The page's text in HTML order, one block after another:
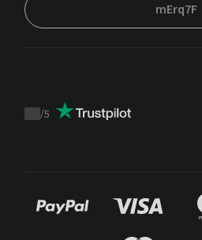
mErq7F
Trustpilot
/5